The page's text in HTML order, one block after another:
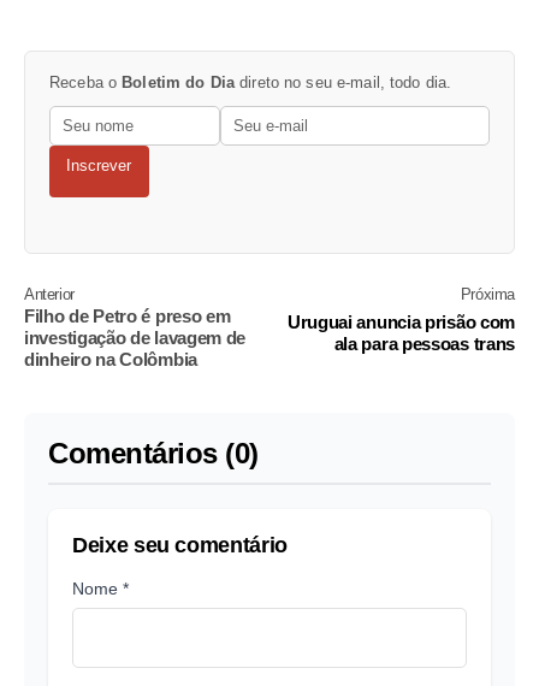
Receba o Boletim do Dia direto no seu e-mail, todo dia.
Inscrever
Anterior
Filho de Petro é preso em
investigação de lavagem de
dinheiro na Colômbia
Próxima
Uruguai anuncia prisão com
ala para pessoas trans
Comentários (0)
Deixe seu comentário
Nome *